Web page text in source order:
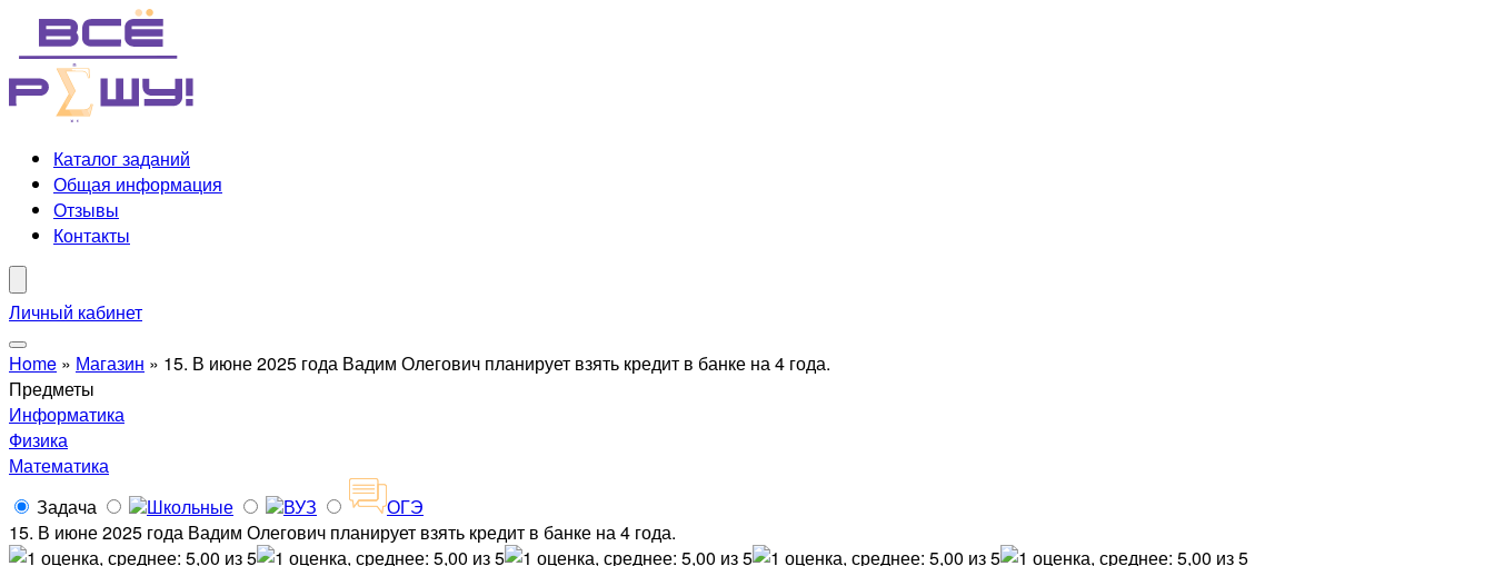
Каталог заданий
Общая информация
Отзывы
Контакты
Личный кабинет
Home » Магазин » 15. В июне 2025 года Вадим Олегович планирует взять кредит в банке на 4 года.
Предметы
Информатика
Физика
Математика
Задача
Школьные ВУЗ
ОГЭ
15. В июне 2025 года Вадим Олегович планирует взять кредит в банке на 4 года.